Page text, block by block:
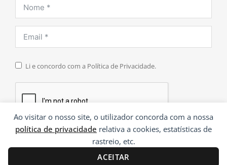
Ao visitar o nosso site, o utilizador concorda com a nossa
política de privacidade relativa a cookies, estatísticas de
rastreio, etc.
ACEITAR
Li e concordo com a Política de Privacidade.
INSCREVER